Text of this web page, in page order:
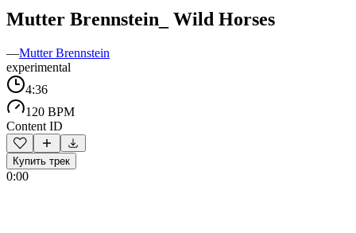
Mutter Brennstein_ Wild Horses
—Mutter Brennstein
experimental
4:36
120 BPM
Content ID
Купить трек
0:00